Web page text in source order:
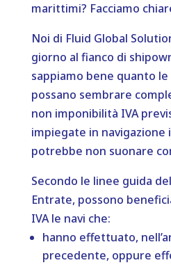
marittimi? Facciamo
Noi di Fluid Global
giorno al fianco di
sappiamo bene quanto
possano sembrare
non imponibilità IVA
impiegate in navigazione
potrebbe non suonare
Secondo le linee guida
Entrate, possono
IVA le navi che:
hanno effettuato,
precedente, oppure